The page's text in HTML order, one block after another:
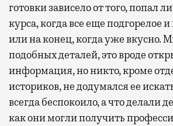
готовки зависело от того, попал
курса, когда все еще подгорелое
или на конец, когда уже вкусно.
подобных деталей, это вроде
информация, но никто, кроме
историков, не додумался ее
всегда беспокоило, а что делали
как они могли получить